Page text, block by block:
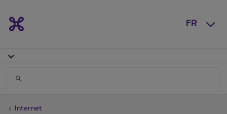
FR
Internet